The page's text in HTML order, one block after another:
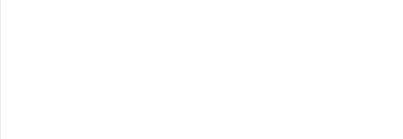
relevanten Gesetze, Regeln und Normen und wenden diese